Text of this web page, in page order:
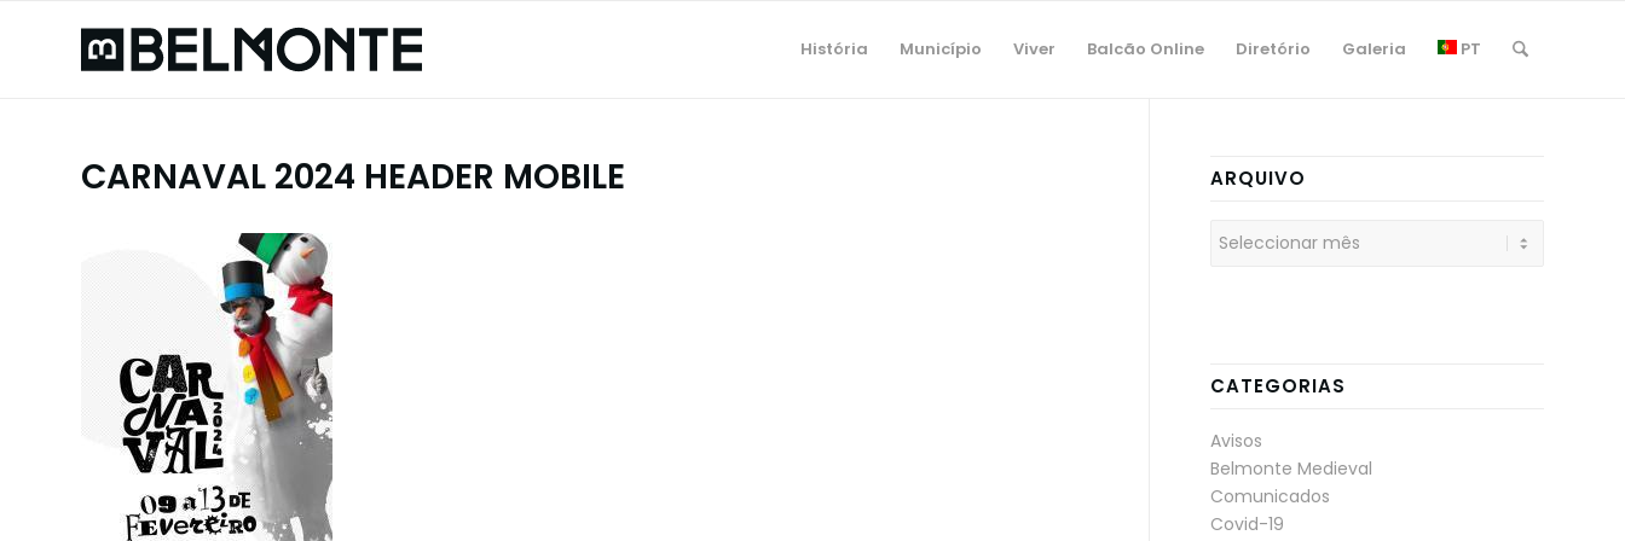
História Município Viver Balcão Online Diretório Galeria PT
CARNAVAL 2024 HEADER MOBILE ARQUIVO
CATEGORIAS
Avisos
Belmonte Medieval
Comunicados
Covid-19